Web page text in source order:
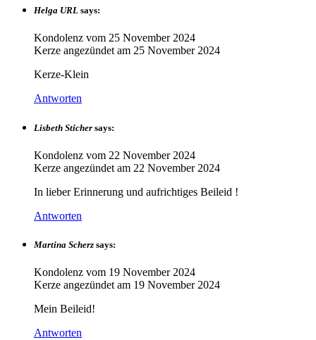
Helga URL says:
Kondolenz vom 25 November 2024
Kerze angezündet am 25 November 2024
Kerze-Klein
Antworten
Lisbeth Sticher says:
Kondolenz vom 22 November 2024
Kerze angezündet am 22 November 2024
In lieber Erinnerung und aufrichtiges Beileid !
Antworten
Martina Scherz says:
Kondolenz vom 19 November 2024
Kerze angezündet am 19 November 2024
Mein Beileid!
Antworten